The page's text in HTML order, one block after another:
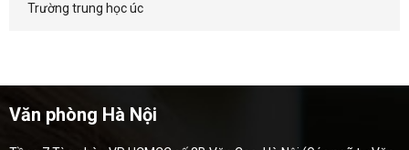
Trường trung học úc
Văn phòng Hà Nội